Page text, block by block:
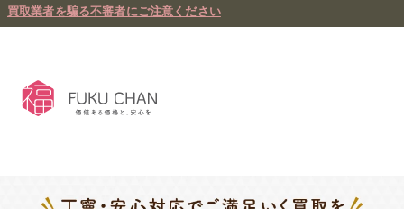
買取業者を騙る不審者にご注意ください